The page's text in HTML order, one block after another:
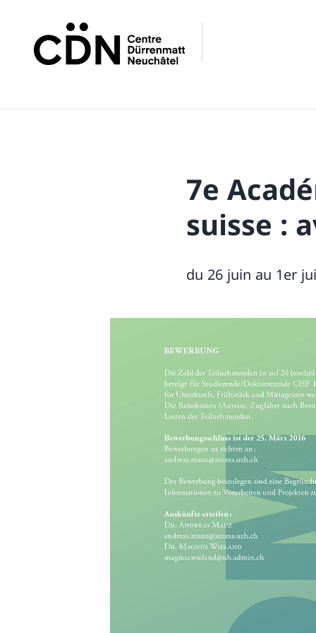
7e
suisse :
du 26 juin au 1er